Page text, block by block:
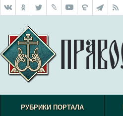
РУБРИКИ ПОРТАЛА